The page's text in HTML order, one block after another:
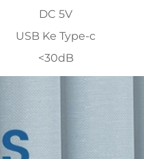
DC 5V
USB Ke Type-c
<30dB